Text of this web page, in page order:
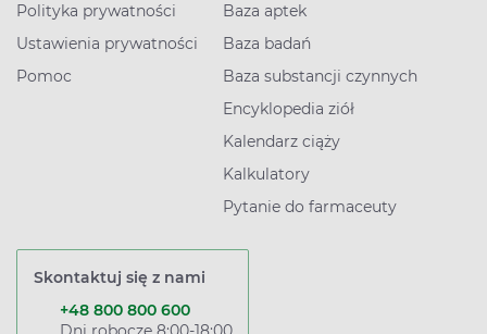
Polityka prywatności
Ustawienia prywatności
Pomoc
Baza aptek
Baza badań
Baza substancji czynnych
Encyklopedia ziół
Kalendarz ciąży
Kalkulatory
Pytanie do farmaceuty
Skontaktuj się z nami
+48 800 800 600